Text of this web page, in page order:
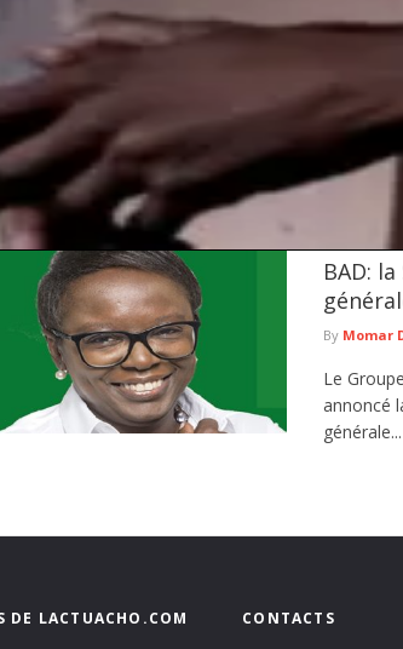
de braquage d’un multiservice à Jaxaay : le
d’arrondissement de Jaxaay a annoncé le
BAD:
By Momar
Le
annoncé
générale...
DE LACTUACHO.COM CONTACTS